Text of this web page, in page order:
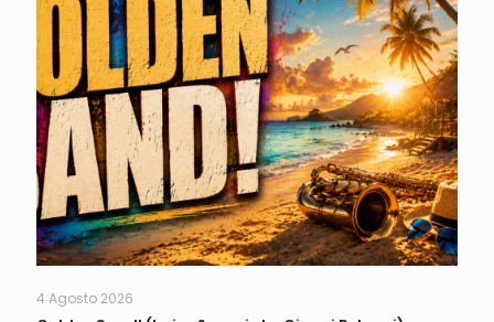
4 Agosto 2026